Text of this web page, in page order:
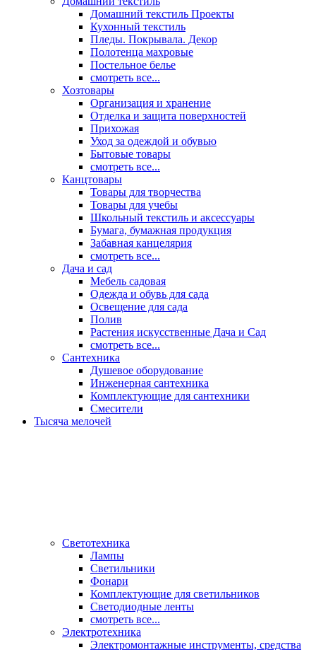
Домашний текстиль Проекты
Кухонный текстиль
Пледы. Покрывала. Декор
Полотенца махровые
Постельное белье
смотреть все...
Хозтовары
Организация и хранение
Отделка и защита поверхностей
Прихожая
Уход за одеждой и обувью
Бытовые товары
смотреть все...
Канцтовары
Товары для творчества
Товары для учебы
Школьный текстиль и аксессуары
Бумага, бумажная продукция
Забавная канцелярия
смотреть все...
Дача и сад
Мебель садовая
Одежда и обувь для сада
Освещение для сада
Полив
Растения искусственные Дача и Сад
смотреть все...
Сантехника
Душевое оборудование
Инженерная сантехника
Комплектующие для сантехники
Смесители
Тысяча мелочей
Светотехника
Лампы
Светильники
Фонари
Комплектующие для светильников
Светодиодные ленты
смотреть все...
Электротехника
Электромонтажные инструменты, средства